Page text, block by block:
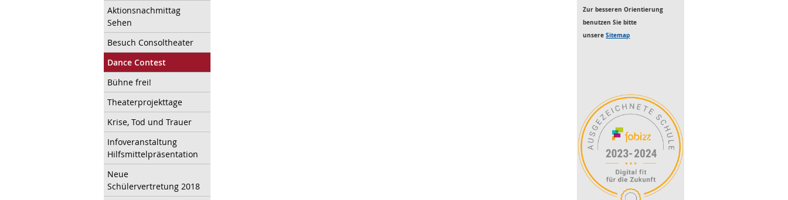
Aktionsnachmittag
Sehen
Besuch Consoltheater
Dance Contest
Bühne frei!
Theaterprojekttage
Krise, Tod und Trauer
Infoveranstaltung
Hilfsmittelpräsentation
Neue
Schülervertretung 2018
Zur besseren Orientierung
benutzen Sie bitte
unsereSitemap